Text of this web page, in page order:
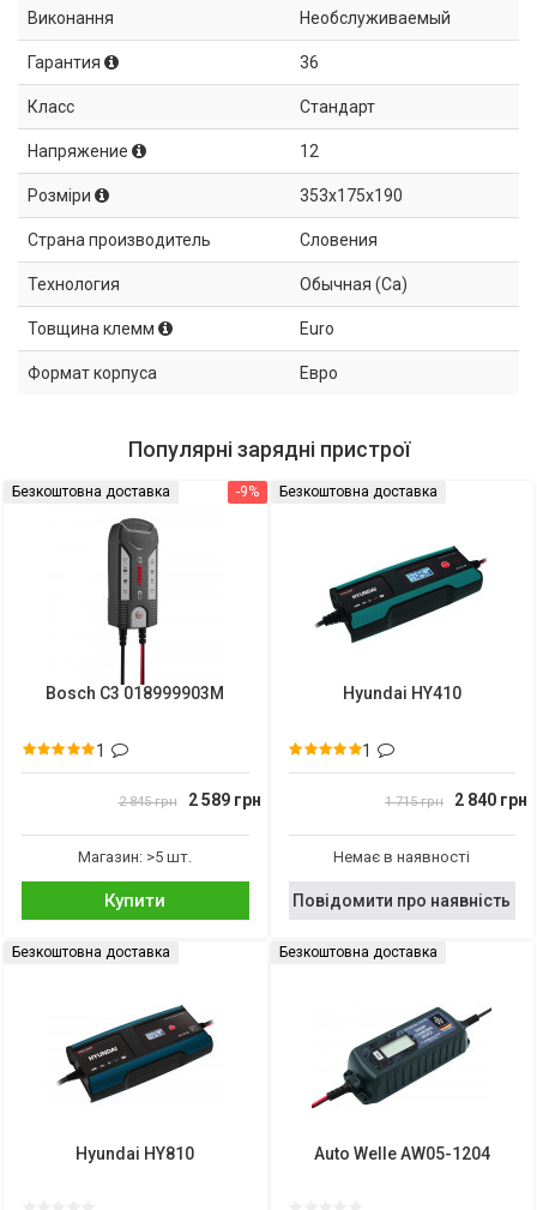
Виконання Необслуживаемый
Гарантия 36
Класс Стандарт
Напряжение 12
Розміри 353x175x190
Страна производитель Словения
Технология Обычная (Ca)
Товщина клемм Euro
Формат корпуса Евро
Популярні зарядні пристрої
-9%
Безкоштовна доставка
Bosch C3 018999903M
1
2 845 грн 2 589 грн
Магазин: >5 шт.
Купити
Безкоштовна доставка
Hyundai HY410
1
1 715 грн 2 840 грн
Немає в наявності
Повідомити про наявність
Безкоштовна доставка
Hyundai HY810
Безкоштовна доставка
Auto Welle AW05-1204